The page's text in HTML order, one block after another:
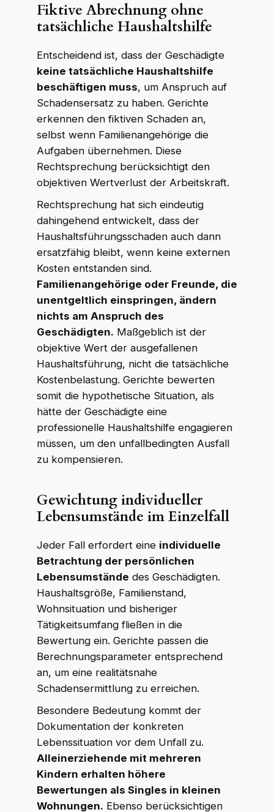
Fiktive Abrechnung ohne
tatsächliche Haushaltshilfe
Entscheidend ist, dass der Geschädigte
keine tatsächliche Haushaltshilfe
beschäftigen muss, um Anspruch auf
Schadensersatz zu haben. Gerichte
erkennen den fiktiven Schaden an,
selbst wenn Familienangehörige die
Aufgaben übernehmen. Diese
Rechtsprechung berücksichtigt den
objektiven Wertverlust der Arbeitskraft.
Rechtsprechung hat sich eindeutig
dahingehend entwickelt, dass der
Haushaltsführungsschaden auch dann
ersatzfähig bleibt, wenn keine externen
Kosten entstanden sind.
Familienangehörige oder Freunde, die
unentgeltlich einspringen, ändern
nichts am Anspruch des
Geschädigten. Maßgeblich ist der
objektive Wert der ausgefallenen
Haushaltsführung, nicht die tatsächliche
Kostenbelastung. Gerichte bewerten
somit die hypothetische Situation, als
hätte der Geschädigte eine
professionelle Haushaltshilfe engagieren
müssen, um den unfallbedingten Ausfall
zu kompensieren.
Gewichtung individueller
Lebensumstände im Einzelfall
Jeder Fall erfordert eine individuelle
Betrachtung der persönlichen
Lebensumstände des Geschädigten.
Haushaltsgröße, Familienstand,
Wohnsituation und bisheriger
Tätigkeitsumfang fließen in die
Bewertung ein. Gerichte passen die
Berechnungsparameter entsprechend
an, um eine realitätsnahe
Schadensermittlung zu erreichen.
Besondere Bedeutung kommt der
Dokumentation der konkreten
Lebenssituation vor dem Unfall zu.
Alleinerziehende mit mehreren
Kindern erhalten höhere
Bewertungen als Singles in kleinen
Wohnungen. Ebenso berücksichtigen